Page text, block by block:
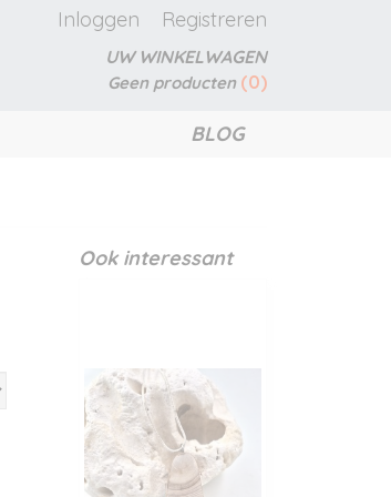
Inloggen Registreren
UW WINKELWAGEN
Geen producten (0)
BLOG
Ook interessant